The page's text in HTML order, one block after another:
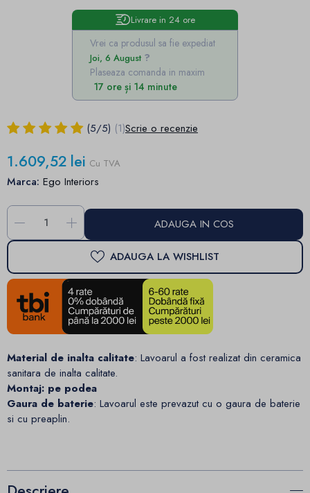
Livrare in 24 ore
Vrei ca produsul sa fie expediat
Joi, 6 August
Plaseaza comanda in maxim
17 ore și 14 minute
(5/5) (1)Scrie o recenzie
1.609,52 lei Cu TVA
Marca: Ego Interiors
- + ADAUGA IN COS
ADAUGA LA WISHLIST
Material de inalta calitate: Lavoarul a fost realizat din ceramica
sanitara de inalta calitate.
Montaj: pe podea
Gaura de baterie: Lavoarul este prevazut cu o gaura de baterie
si cu preaplin.